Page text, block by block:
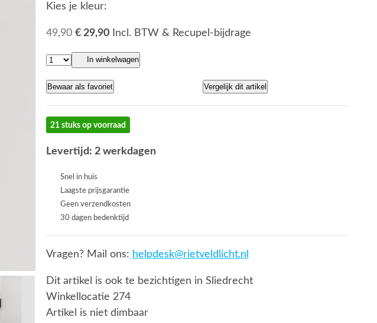
Kies je kleur:
49,90 € 29,90 Incl. BTW & Recupel-bijdrage
In winkelwagen
Bewaar als favoriet Vergelijk dit artikel
21 stuks op voorraad
Levertijd: 2 werkdagen
Snel in huis
Laagste prijsgarantie
Geen verzendkosten
30 dagen bedenktijd
Vragen? Mail ons: helpdesk@rietveldlicht.nl
Dit artikel is ook te bezichtigen in Sliedrecht
Winkellocatie 274
Artikel is niet dimbaar